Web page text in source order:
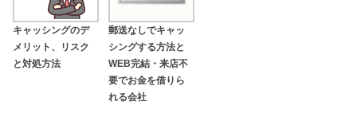
キャッシングのデ
メリット、リスク
と対処方法
郵送なしでキャッ
シングする方法と
WEB完結・来店不
要でお金を借りら
れる会社